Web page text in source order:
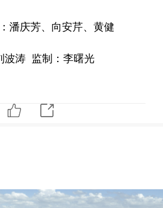
潘庆芳、向安芹、黄健
涛 监制：李曙光